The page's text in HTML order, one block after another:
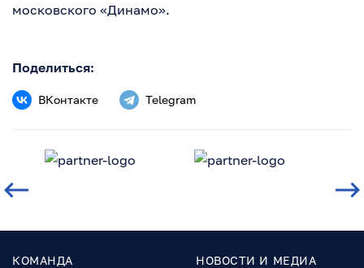
московского «Динамо».
Поделиться:
ВКонтакте Telegram
КОМАНДА НОВОСТИ И МЕДИА